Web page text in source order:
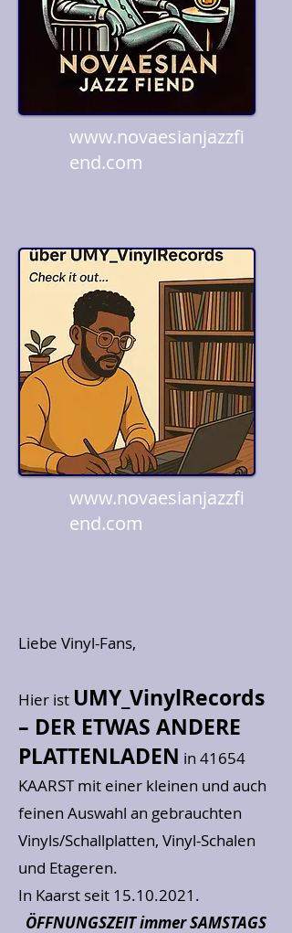
www.novaesianjazzfi
end.com
www.novaesianjazzfi
end.com
Liebe Vinyl-Fans,
Hier ist UMY_VinylRecords
– DER ETWAS ANDERE
PLATTENLADEN in 41654
KAARSTmit einer kleinen und auch
feinen Auswahl an gebrauchten
Vinyls/Schallplatten, Vinyl-Schalen
und Etageren.
In Kaarst seit 15.10.2021 .
ÖFFNUNGSZEIT immer SAMSTAGS